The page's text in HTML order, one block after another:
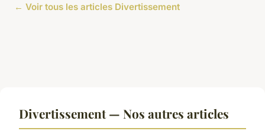
← Voir tous les articles Divertissement
Divertissement — Nos autres articles